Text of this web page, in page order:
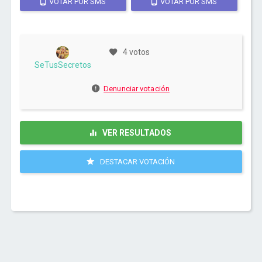
SeTusSecretos
4 votos
Denunciar votación
VER RESULTADOS
DESTACAR VOTACIÓN